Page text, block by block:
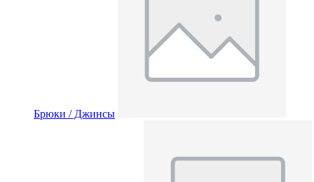
Брюки / Джинсы